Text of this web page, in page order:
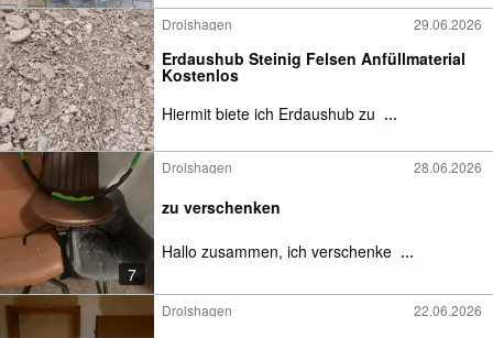
Drolshagen 29.06.2026
Erdaushub Steinig Felsen Anfüllmaterial
Kostenlos
Hiermit biete ich Erdaushub zu ...
7
Drolshagen 28.06.2026
zu verschenken
Hallo zusammen, ich verschenke ...
Drolshagen 22.06.2026